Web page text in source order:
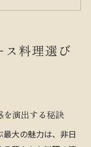
番メニューを知
成功のための準
ナーを堪能
クリスマスディ
ス料理選び
を演出する秘訣
大の魅力は、非日